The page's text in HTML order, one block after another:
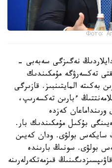
Фото:
نەگىزگى سەبەبى -
تەكسەرۋگە مۇمكىندىك
بەكىتە المايتىنبىز. قازىرگى
ءبارىن تەكسەرىپ،
ورىنداماعان كەزدە
بۇكىل مۇمكىندىك بار.
سايكەس بولۋى. ودان كەيىن
بولۋى. سونىڭ بارىندە
قىزمەتكەرلەرىنە